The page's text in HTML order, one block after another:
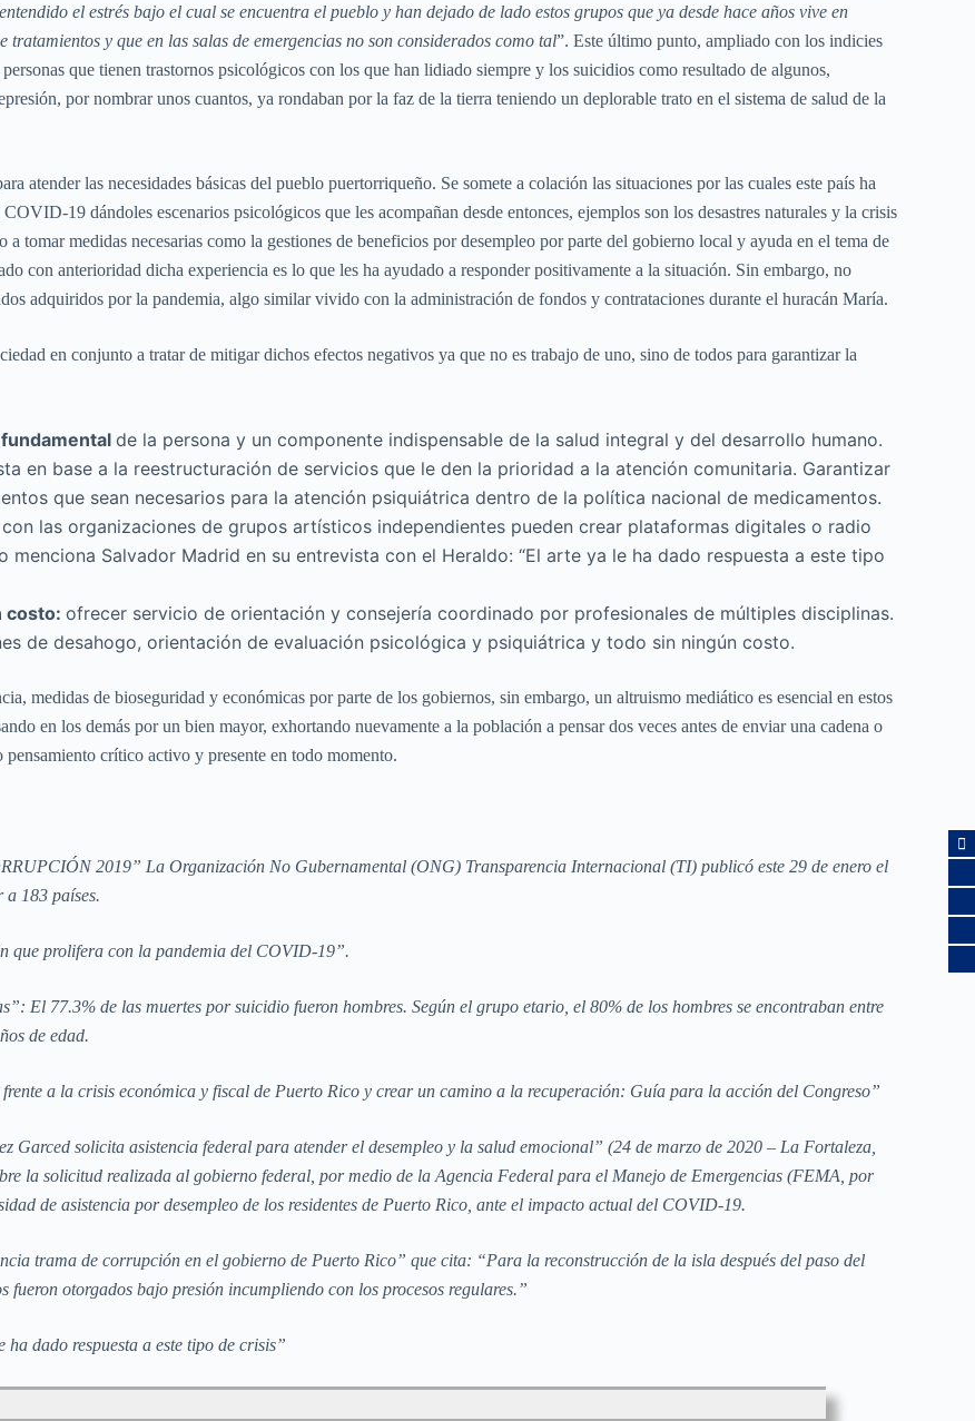
el estrés bajo el cual se encuentra el pueblo y han dejado de lado estos grupos que ya desde hace años vive en
y que en las salas de emergencias no son considerados como tal”. Este último punto, ampliado con los indicies
que tienen trastornos psicológicos con los que han lidiado siempre y los suicidios como resultado de algunos,
por nombrar unos cuantos, ya rondaban por la faz de la tierra teniendo un deplorable trato en el sistema de salud de la
atender las necesidades básicas del pueblo puertorriqueño. Se somete a colación las situaciones por las cuales este país ha
19 dándoles escenarios psicológicos que les acompañan desde entonces, ejemplos son los desastres naturales y la crisis
tomar medidas necesarias como la gestiones de beneficios por desempleo por parte del gobierno local y ayuda en el tema de
con anterioridad dicha experiencia es lo que les ha ayudado a responder positivamente a la situación. Sin embargo, no
adquiridos por la pandemia, algo similar vivido con la administración de fondos y contrataciones durante el huracán María.
en conjunto a tratar de mitigar dichos efectos negativos ya que no es trabajo de uno, sino de todos para garantizar la
fundamentalde la persona y un componente indispensable de la salud integral y del desarrollo humano.
en base a la reestructuración de servicios que le den la prioridad a la atención comunitaria. Garantizar
que sean necesarios para la atención psiquiátrica dentro de la política nacional de medicamentos.
las organizaciones de grupos artísticos independientes pueden crear plataformas digitales o radio
Salvador Madrid en su entrevista con el Heraldo: “El arte ya le ha dado respuesta a este tipo
costo:ofrecer servicio de orientación y consejería coordinado por profesionales de múltiples disciplinas.
de desahogo, orientación de evaluación psicológica y psiquiátrica y todo sin ningún costo.
medidas de bioseguridad y económicas por parte de los gobiernos, sin embargo, un altruismo mediático es esencial en estos
en los demás por un bien mayor, exhortando nuevamente a la población a pensar dos veces antes de enviar una cadena o
crítico activo y presente en todo momento.
2019” La Organización No Gubernamental (ONG) Transparencia Internacional (TI) publicó este 29 de enero el
183 países.
que prolifera con la pandemia del COVID-19”.
El 77.3% de las muertes por suicidio fueron hombres. Según el grupo etario, el 80% de los hombres se encontraban entre
de edad.
a la crisis económica y fiscal de Puerto Rico y crear un camino a la recuperación: Guía para la acción del Congreso”
Garced solicita asistencia federal para atender el desempleo y la salud emocional” (24 de marzo de 2020 – La Fortaleza,
la solicitud realizada al gobierno federal, por medio de la Agencia Federal para el Manejo de Emergencias (FEMA, por
de asistencia por desempleo de los residentes de Puerto Rico, ante el impacto actual del COVID-19.
trama de corrupción en el gobierno de Puerto Rico” que cita: “Para la reconstrucción de la isla después del paso del
otorgados bajo presión incumpliendo con los procesos regulares.”
dado respuesta a este tipo de crisis”